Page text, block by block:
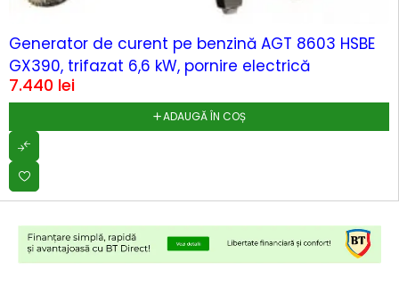
Generator de curent pe benzină AGT 8603 HSBE
GX390, trifazat 6,6 kW, pornire electrică
7.440 lei
ADAUGĂ ÎN COȘ